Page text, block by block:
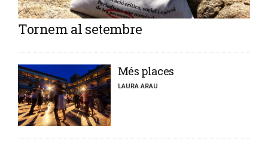
Tornem al setembre
​Més places
LAURA ARAU